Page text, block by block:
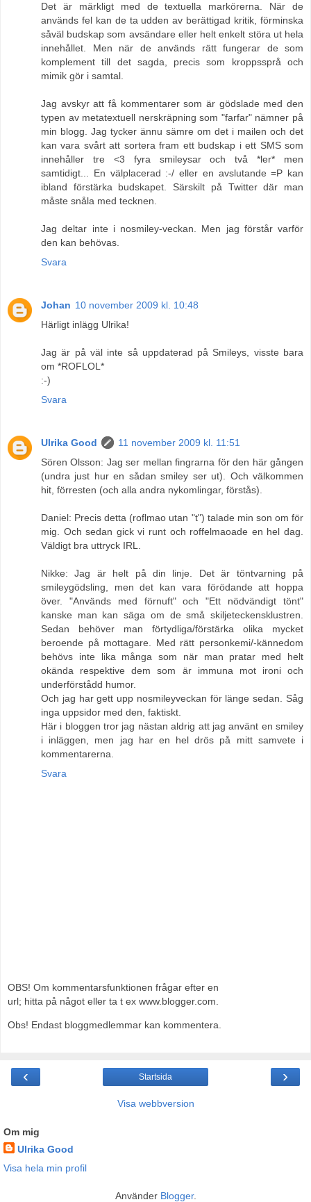
Det är märkligt med de textuella markörerna. När de
används fel kan de ta udden av berättigad kritik, förminska
såväl budskap som avsändare eller helt enkelt störa ut hela
innehållet. Men när de används rätt fungerar de som
komplement till det sagda, precis som kroppssprå och
mimik gör i samtal.
Jag avskyr att få kommentarer som är gödslade med den
typen av metatextuell nerskräpning som "farfar" nämner på
min blogg. Jag tycker ännu sämre om det i mailen och det
kan vara svårt att sortera fram ett budskap i ett SMS som
innehåller tre <3 fyra smileysar och två *ler* men
samtidigt... En välplacerad :-/ eller en avslutande =P kan
ibland förstärka budskapet. Särskilt på Twitter där man
måste snåla med tecknen.
Jag deltar inte i nosmiley-veckan. Men jag förstår varför
den kan behövas.
Svara
Johan 10 november 2009 kl. 10:48
Härligt inlägg Ulrika!
Jag är på väl inte så uppdaterad på Smileys, visste bara
om *ROFLOL*
:-)
Svara
Ulrika Good
11 november 2009 kl. 11:51
Sören Olsson: Jag ser mellan fingrarna för den här gången
(undra just hur en sådan smiley ser ut). Och välkommen
hit, förresten (och alla andra nykomlingar, förstås).
Daniel: Precis detta (roflmao utan "t") talade min son om för
mig. Och sedan gick vi runt och roffelmaoade en hel dag.
Väldigt bra uttryck IRL.
Nikke: Jag är helt på din linje. Det är töntvarning på
smileygödsling, men det kan vara förödande att hoppa
över. "Används med förnuft" och "Ett nödvändigt tönt"
kanske man kan säga om de små skiljeteckensklustren.
Sedan behöver man förtydliga/förstärka olika mycket
beroende på mottagare. Med rätt personkemi/-kännedom
behövs inte lika många som när man pratar med helt
okända respektive dem som är immuna mot ironi och
underförstådd humor.
Och jag har gett upp nosmileyveckan för länge sedan. Såg
inga uppsidor med den, faktiskt.
Här i bloggen tror jag nästan aldrig att jag använt en smiley
i inläggen, men jag har en hel drös på mitt samvete i
kommentarerna.
Svara
OBS! Om kommentarsfunktionen frågar efter en
url; hitta på något eller ta t ex www.blogger.com.
Obs! Endast bloggmedlemmar kan kommentera.
‹ ›
Startsida
Visa webbversion
Om mig
Ulrika Good
Visa hela min profil
Använder Blogger.